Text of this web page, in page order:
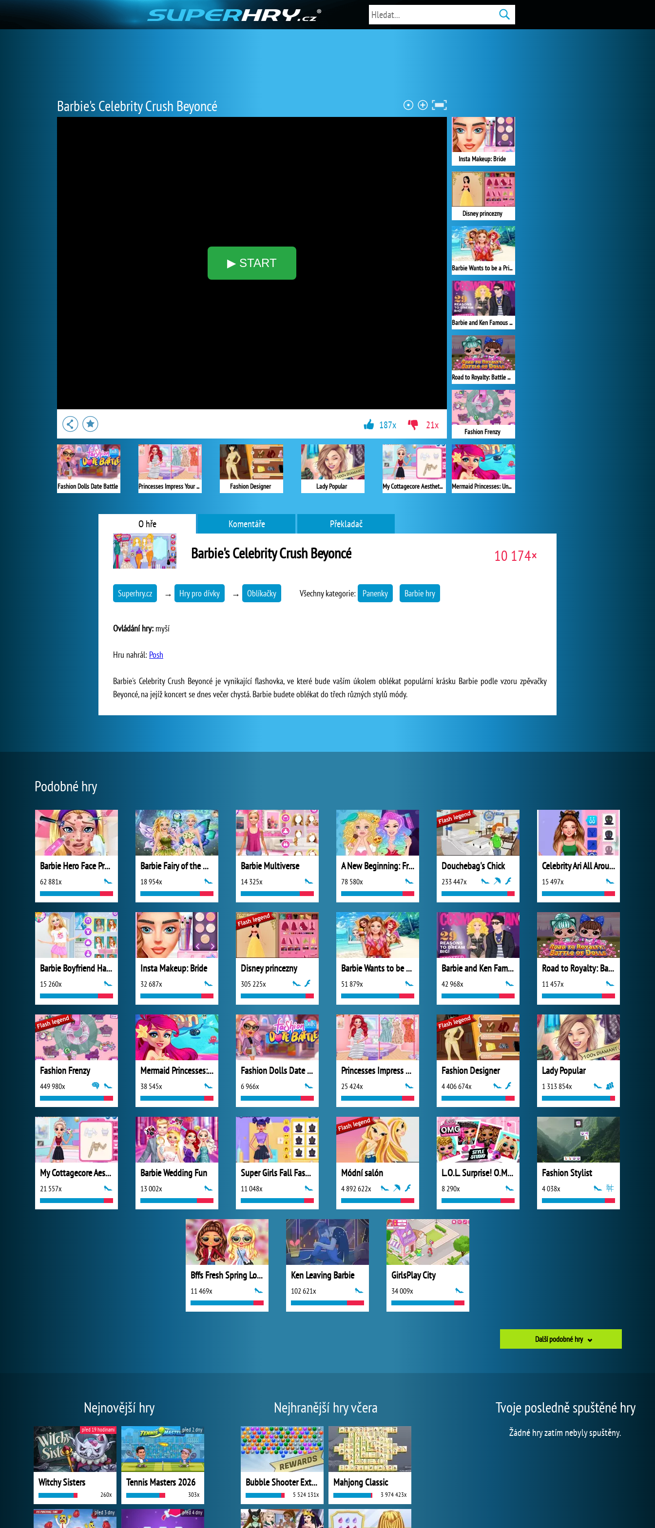
Barbie's Celebrity Crush Beyoncé
▶ START
Insta Makeup: Bride
Disney princezny
Barbie Wants to be a Princess
Barbie and Ken Famous Couples Costume
Road to Royalty: Battle of Dolls
Fashion Frenzy
Mermaid Princesses: Underwater Games
Fashion Dolls Date Battle Princesses Impress Your School Crush Fashion Designer Lady Popular My Cottagecore Aesthetic Look
187x 21x
O hře Komentáře Překladač
Barbie's Celebrity Crush Beyoncé 10 174×
Superhry.cz → Hry pro dívky → Oblíkačky Všechny kategorie: Panenky Barbie hry
Ovládání hry: myší
Hru nahrál: Posh
Barbie's Celebrity Crush Beyoncé je vynikající flashovka, ve které bude vaším úkolem oblékat populární krásku Barbie podle vzoru zpěvačky
Beyoncé, na jejíž koncert se dnes večer chystá. Barbie budete oblékat do třech různých stylů módy.
Podobné hry
Barbie Hero Face Problem
62 881x
Barbie Fairy of the Woods
18 954x
Barbie Multiverse
14 325x
A New Beginning: From Sad To Fab
78 580x
Douchebag's Chick
233 447x
Celebrity Ari All Around the Fashion
15 497x
Barbie Boyfriend Hazard
15 260x
Insta Makeup: Bride
32 687x
Disney princezny
305 225x
Barbie Wants to be a Princess
51 879x
Barbie and Ken Famous Couples Costume
42 968x
Road to Royalty: Battle of Dolls
11 457x
Fashion Frenzy
449 980x
Mermaid Princesses: Underwater Games
38 545x
Fashion Dolls Date Battle
6 966x
Princesses Impress Your School Crush
25 424x
Fashion Designer
4 406 674x
Lady Popular
1 313 854x
My Cottagecore Aesthetic Look
21 557x
Barbie Wedding Fun
13 002x
Super Girls Fall Fashion Trends
11 048x
Módní salón
4 892 622x
L.O.L. Surprise! O.M.G.™ Style Studio
8 290x
Fashion Stylist
4 038x
Bffs Fresh Spring Look
11 469x
Ken Leaving Barbie
102 621x
GirlsPlay City
34 009x
Další podobné hry
Nejnovější hry
Witchy Sisters
260x
před 19 hodinami
Tennis Masters 2026
303x
před 2 dny
před 3 dny před 4 dny
Nejhranější hry včera
Bubble Shooter Extreme
5 524 131x
Mahjong Classic
3 974 423x
Tvoje posledně spuštěné hry
Žádné hry zatím nebyly spuštěny.